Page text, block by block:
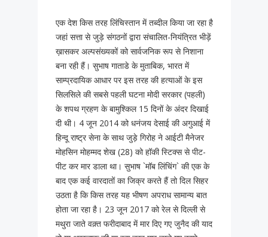
एक देश किस तरह लिंचिस्तान में तब्दील किया जा रहा है
जहां सत्ता से जुड़े संगठनों द्वारा संचालित-नियंत्रित भीड़ें
ख़ासकर अल्पसंख्यकों को सार्वजनिक रूप से निशाना
बना रही हैं। सुभाष गाताडे के मुताबिक, भारत में
साम्प्रदायिक आधार पर इस तरह की हत्याओं के इस
सिलसिले की सबसे पहली घटना मोदी सरकार (पहली)
के शपथ ग्रहण के बामुश्किल 15 दिनों के अंदर दिखाई
दी थी। 4 जून 2014 को धनंजय देसाई की अगुआई में
हिन्दू राष्ट्र सेना के साथ जुड़े गिरोह ने आईटी मैनेजर
मोहसिन मोहम्मद शेख (28) को हॉकी स्टिक्स से पीट-
पीट कर मार डाला था। सुभाष `मॉब लिंचिंग` की एक के
बाद एक कई वारदातों का जिक्र करते हैं तो दिल सिहर
उठता है कि किस तरह यह भीषण अपराध सामान्य बात
होता जा रहा है। 23 जून 2017 को रेल से दिल्ली से
मथुरा जाते वक़्त फरीदाबाद में मार दिए गए जुनैद की याद